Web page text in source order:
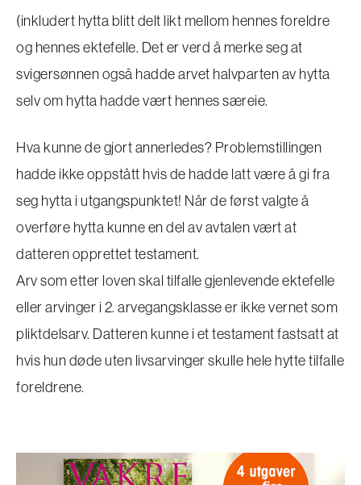
(inkludert hytta blitt delt likt mellom hennes foreldre
og hennes ektefelle. Det er verd å merke seg at
svigersønnen også hadde arvet halvparten av hytta
selv om hytta hadde vært hennes særeie.
Hva kunne de gjort annerledes? Problemstillingen
hadde ikke oppstått hvis de hadde latt være å gi fra
seg hytta i utgangspunktet! Når de først valgte å
overføre hytta kunne en del av avtalen vært at
datteren opprettet testament.
Arv som etter loven skal tilfalle gjenlevende ektefelle
eller arvinger i 2. arvegangsklasse er ikke vernet som
pliktdelsarv. Datteren kunne i et testament fastsatt at
hvis hun døde uten livsarvinger skulle hele hytte tilfalle
foreldrene.